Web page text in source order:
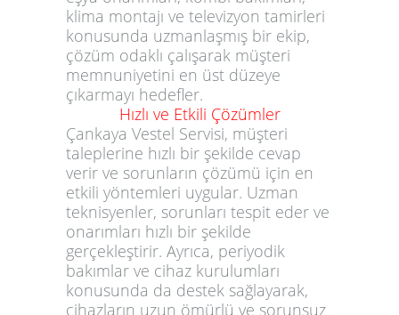
klima montajı ve televizyon tamirleri
konusunda uzmanlaşmış bir ekip,
çözüm odaklı çalışarak müşteri
memnuniyetini en üst düzeye
çıkarmayı hedefler.
Hızlı ve Etkili Çözümler
Çankaya Vestel Servisi, müşteri
taleplerine hızlı bir şekilde cevap
verir ve sorunların çözümü için en
etkili yöntemleri uygular. Uzman
teknisyenler, sorunları tespit eder ve
onarımları hızlı bir şekilde
gerçekleştirir. Ayrıca, periyodik
bakımlar ve cihaz kurulumları
konusunda da destek sağlayarak,
cihazların uzun ömürlü ve sorunsuz